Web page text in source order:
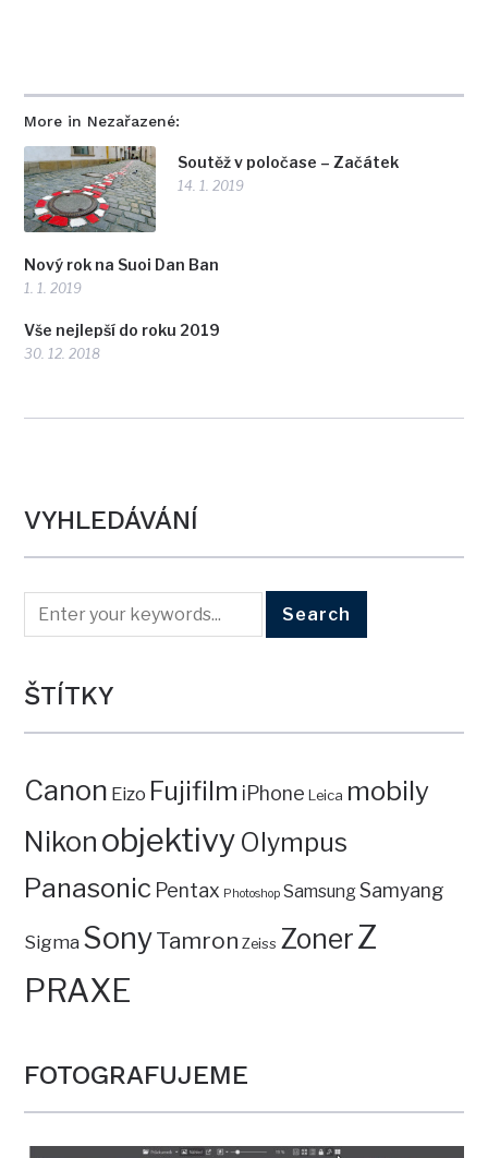
More in Nezařazené:
Soutěž v poločase – Začátek
14. 1. 2019
Nový rok na Suoi Dan Ban
1. 1. 2019
Vše nejlepší do roku 2019
30. 12. 2018
VYHLEDÁVÁNÍ
ŠTÍTKY
Canon Eizo Fujifilm iPhone Leica mobily
Nikon objektivy Olympus
Panasonic Pentax Photoshop SamsungSamyang
Sigma SonyTamron Zeiss ZonerZ
PRAXE
FOTOGRAFUJEME